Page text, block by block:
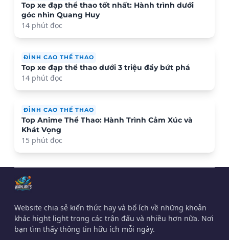
Top xe đạp thể thao tốt nhất: Hành trình dưới
góc nhìn Quang Huy
14 phút đọc
ĐỈNH CAO THỂ THAO
Top xe đạp thể thao dưới 3 triệu đầy bứt phá
14 phút đọc
ĐỈNH CAO THỂ THAO
Top Anime Thể Thao: Hành Trình Cảm Xúc và
Khát Vọng
15 phút đọc
Website chia sẻ kiến thức hay và bổ ích về những khoản
khác hight light trong các trận đấu và nhiều hơn nữa. Nơi
bạn tìm thấy thông tin hữu ích mỗi ngày.